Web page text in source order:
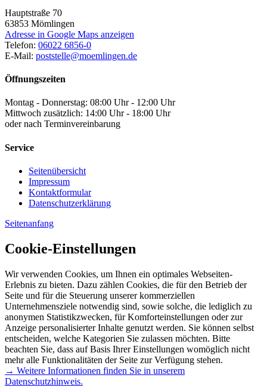
Hauptstraße 70
63853 Mömlingen
Adresse in Google Maps anzeigen
Telefon: 06022 6856-0
E-Mail: poststelle@moemlingen.de
Öffnungszeiten
Montag - Donnerstag: 08:00 Uhr - 12:00 Uhr
Mittwoch zusätzlich: 14:00 Uhr - 18:00 Uhr
oder nach Terminvereinbarung
Service
Seitenübersicht
Impressum
Kontaktformular
Datenschutzerklärung
Seitenanfang
Cookie-Einstellungen
Wir verwenden Cookies, um Ihnen ein optimales Webseiten-
Erlebnis zu bieten. Dazu zählen Cookies, die für den Betrieb der
Seite und für die Steuerung unserer kommerziellen
Unternehmensziele notwendig sind, sowie solche, die lediglich zu
anonymen Statistikzwecken, für Komforteinstellungen oder zur
Anzeige personalisierter Inhalte genutzt werden. Sie können selbst
entscheiden, welche Kategorien Sie zulassen möchten. Bitte
beachten Sie, dass auf Basis Ihrer Einstellungen womöglich nicht
mehr alle Funktionalitäten der Seite zur Verfügung stehen.
→ Weitere Informationen finden Sie in unserem
Datenschutzhinweis.